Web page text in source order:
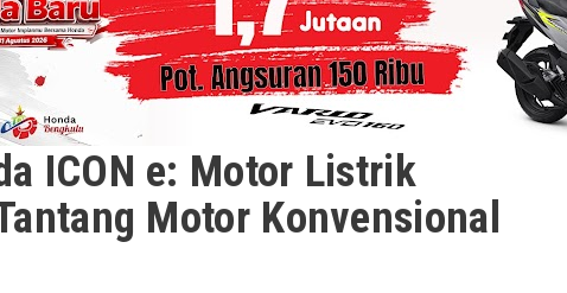
ICON e: Motor Listrik
Motor Konvensional